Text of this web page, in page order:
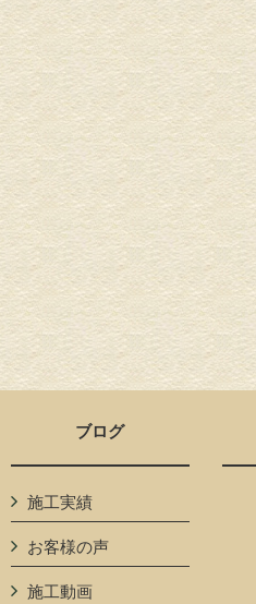
ブログ
施工実績
お客様の声
施工動画